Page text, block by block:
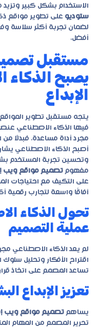
الاستخدام بشكل كبير وتزيد
ستوديو على تطوير مواقع
لضمان تجربة أكثر سلاسة
أفضل.
مستقبل
يصبح الذكاء
الإبداع
يتجه مستقبل تطوير
فيها الذكاء الاصطناعي
مجرد أداة مساعدة. فبدلًا من
أصبح الذكاء الاصطناعي
وتحسين تجربة المستخدم
مفهوم تصميم مواقع ويب
على التكيف مع احتياجات
آفاقًا واسعة لتجارب رقمية
تحول الذكاء
عملية التصميم
لم يعد الذكاء الاصطناعي
اقتراح الأفكار وتحليل
تساعد المصمم على اتخاذ
تعزيز الإبداع
يساهم تصميم مواقع ويب
تحرير المصمم من المهام